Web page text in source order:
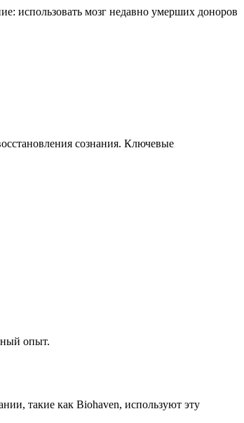
использовать мозг недавно умерших доноров
сознания. Ключевые
опыт.
такие как Biohaven, используют эту